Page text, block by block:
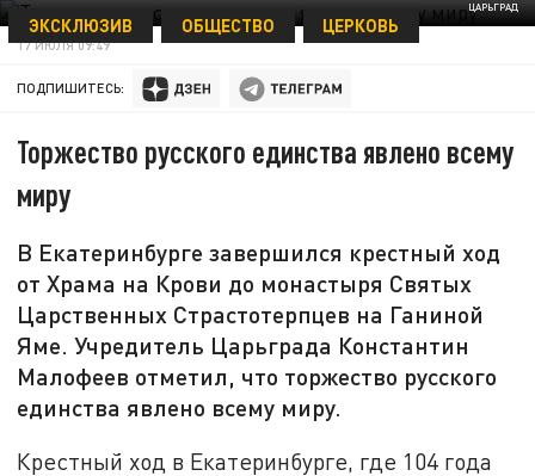
ЦАРЬГРАД
ЭКСКЛЮЗИВ ОБЩЕСТВО ЦЕРКОВЬ
17 ИЮЛЯ 09:49
ПОДПИШИТЕСЬ:
Торжество русского единства явлено всему
миру
В Екатеринбурге завершился крестный ход
от Храма на Крови до монастыря Святых
Царственных Страстотерпцев на Ганиной
Яме. Учредитель Царьграда Константин
Малофеев отметил, что торжество русского
единства явлено всему миру.
Крестный ход в Екатеринбурге, где 104 года